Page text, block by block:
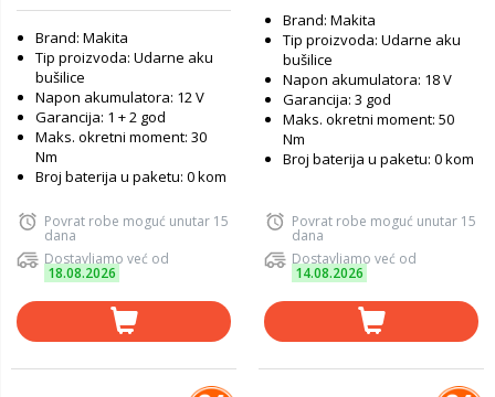
Brand: Makita
Tip proizvoda: Udarne aku
bušilice
Napon akumulatora: 12 V
Garancija: 1 + 2 god
Maks. okretni moment: 30
Nm
Broj baterija u paketu: 0 kom
Povrat robe moguć unutar 15
dana
Dostavljamo već od
18.08.2026
Brand: Makita
Tip proizvoda: Udarne aku
bušilice
Napon akumulatora: 18 V
Garancija: 3 god
Maks. okretni moment: 50
Nm
Broj baterija u paketu: 0 kom
Povrat robe moguć unutar 15
dana
Dostavljamo već od
14.08.2026